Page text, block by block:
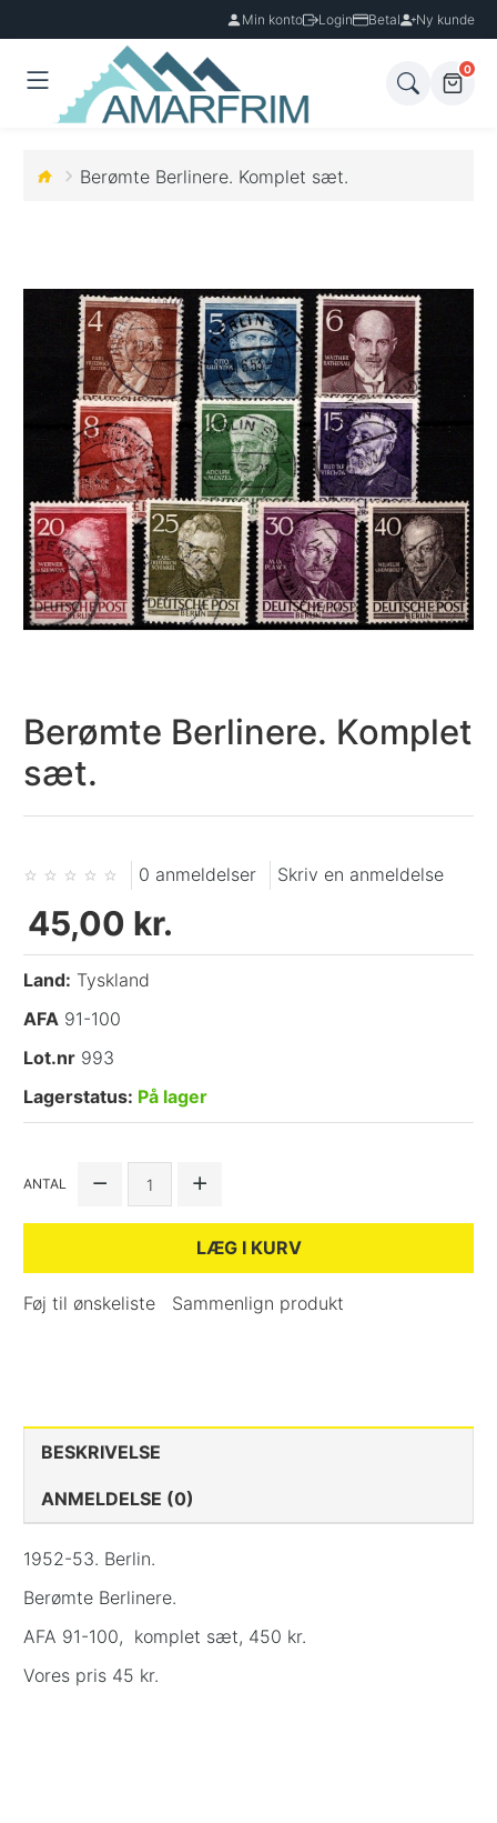
Min konto Login Betal Ny kunde
0
Berømte Berlinere. Komplet sæt.
Berømte Berlinere. Komplet
sæt.
0 anmeldelser Skriv en anmeldelse
45,00 kr.
Land: Tyskland
AFA 91-100
Lot.nr 993
Lagerstatus: På lager
ANTAL
LÆG I KURV
Føj til ønskeliste Sammenlign produkt
BESKRIVELSE
ANMELDELSE (0)
1952-53. Berlin.
Berømte Berlinere.
AFA 91-100, komplet sæt, 450 kr.
Vores pris 45 kr.